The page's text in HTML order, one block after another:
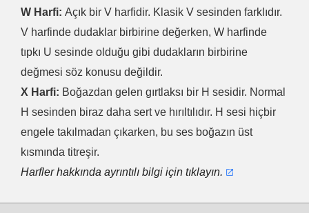
W Harfi: Açık bir V harfidir. Klasik V sesinden farklıdır.
V harfinde dudaklar birbirine değerken, W harfinde
tıpkı U sesinde olduğu gibi dudakların birbirine
değmesi söz konusu değildir.
X Harfi: Boğazdan gelen gırtlaksı bir H sesidir. Normal
H sesinden biraz daha sert ve hırıltılıdır. H sesi hiçbir
engele takılmadan çıkarken, bu ses boğazın üst
kısmında titreşir.
Harfler hakkında ayrıntılı bilgi için tıklayın.